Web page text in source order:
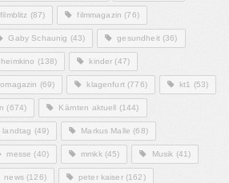
filmblitz (87) filmmagazin (76)
Gaby Schaunig (43) gesundheit(36)
heimkino (138) kinder (47)
(69) klagenfurt(776) kt1 (53)
(674) Kärnten aktuell (144)
landtag (49) Markus Malle (68)
messe (40) mmkk(45) Musik (41)
news(126) peter kaiser(162)